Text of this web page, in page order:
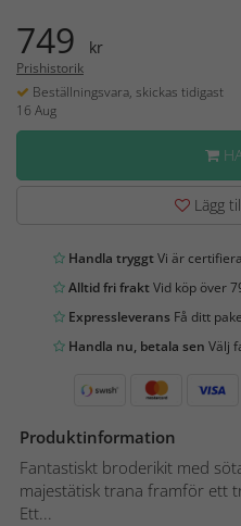
749 kr
Prishistorik
Beställningsvara, skickas tidigast
16 Aug
Lägg
Handla tryggtVi är
Alltid fri fraktVid köp över
Expressleverans Få ditt
Handla nu, betala sen Välj
Produktinformation
Fantastiskt broderikit med
majestätisk trana framför ett
Ett...